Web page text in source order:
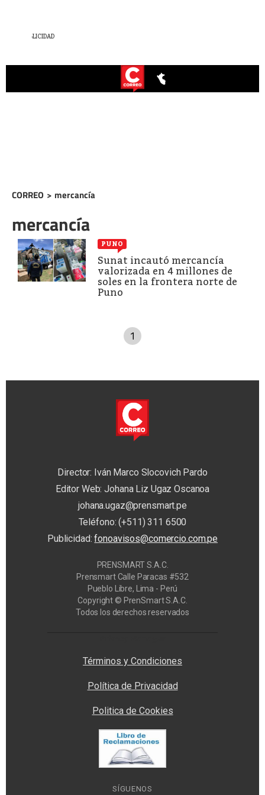
CORREO > mercancía
mercancía
PUNO
Sunat incautó mercancía
valorizada en 4 millones de
soles en la frontera norte de
Puno
1
Director: Iván Marco Slocovich Pardo
Editor Web: Johana Liz Ugaz Oscanoa
johana.ugaz@prensmart.pe
Teléfono: (+511) 311 6500
Publicidad:fonoavisos@comercio.com.pe
PRENSMART S.A.C.
Prensmart Calle Paracas #532
Pueblo Libre, Lima - Perú
Copyright © PrenSmart S.A.C.
Todos los derechos reservados
Términos y Condiciones
Política de Privacidad
Politica de Cookies
SÍGUENOS